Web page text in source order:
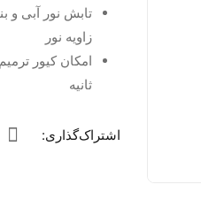
زاویه نور
ثانیه
اشتراک‌گذاری: